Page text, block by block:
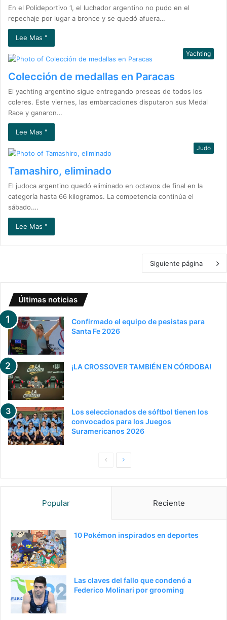
En el Polideportivo 1, el luchador argentino no pudo en el
repechaje por lugar a bronce y se quedó afuera…
Lee Mas "
Yachting
Colección de medallas en Paracas
El yachting argentino sigue entregando preseas de todos los
coleres. Este viernes, las embarcaciones disputaron sus Medal
Race y ganaron…
Lee Mas "
Judo
Tamashiro, eliminado
El judoca argentino quedó eliminado en octavos de final en la
categoría hasta 66 kilogramos. La competencia continúa el
sábado.…
Lee Mas "
Siguiente página
Últimas noticias
Confirmado el equipo de pesistas para
Santa Fe 2026
¡LA CROSSOVER TAMBIÉN EN CÓRDOBA!
Los seleccionados de sóftbol tienen los
convocados para los Juegos
Suramericanos 2026
g
e
g
p
Popular Reciente
10 Pokémon inspirados en deportes
Las claves del fallo que condenó a
Federico Molinari por grooming